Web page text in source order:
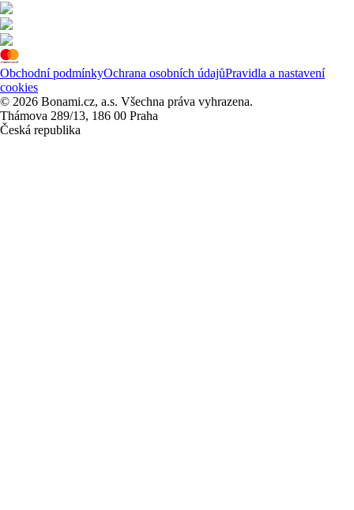
Obchodní podmínkyOchrana osobních údajůPravidla a nastavení
cookies
© 2026 Bonami.cz, a.s. Všechna práva vyhrazena.
Thámova 289/13, 186 00 Praha
Česká republika